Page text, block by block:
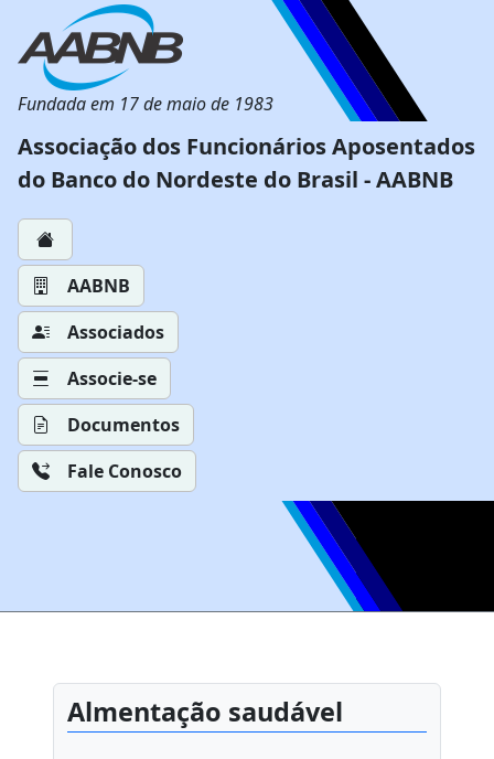
Fundada em 17 de maio de 1983
Associação dos Funcionários Aposentados
do Banco do Nordeste do Brasil - AABNB
AABNB
Associados
Associe-se
Documentos
Fale Conosco
Almentação saudável